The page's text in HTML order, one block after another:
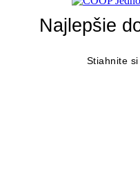
Najlepšie
Stiahnite